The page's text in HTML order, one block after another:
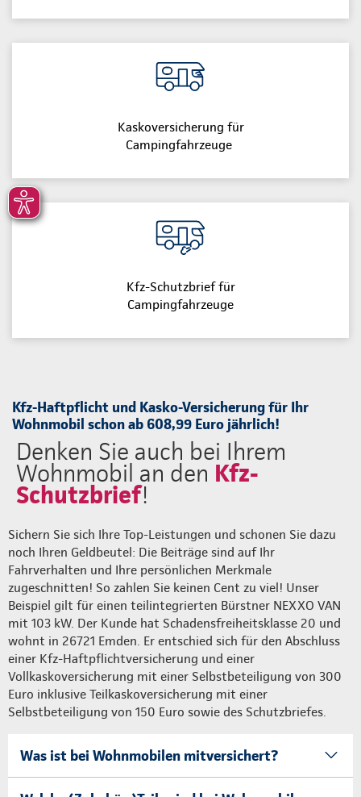
Kaskoversicherung für
Campingfahrzeuge
Kfz-Schutzbrief für
Campingfahrzeuge
Kfz-Haftpflicht und Kasko-Versicherung für Ihr
Wohnmobil schon ab 608,99 Euro jährlich!
Denken Sie auch bei Ihrem
Wohnmobil an den Kfz-
Schutzbrief!
Sichern Sie sich Ihre Top-Leistungen und schonen Sie dazu
noch Ihren Geldbeutel: Die Beiträge sind auf Ihr
Fahrverhalten und Ihre persönlichen Merkmale
zugeschnitten! So zahlen Sie keinen Cent zu viel! Unser
Beispiel gilt für einen teilintegrierten Bürstner NEXXO VAN
mit 103 kW. Der Kunde hat Schadensfreiheitsklasse 20 und
wohnt in 26721 Emden. Er entschied sich für den Abschluss
einer Kfz-Haftpflichtversicherung und einer
Vollkaskoversicherung mit einer Selbstbeteiligung von 300
Euro inklusive Teilkaskoversicherung mit einer
Selbstbeteiligung von 150 Euro sowie des Schutzbriefes.
Was ist bei Wohnmobilen mitversichert?